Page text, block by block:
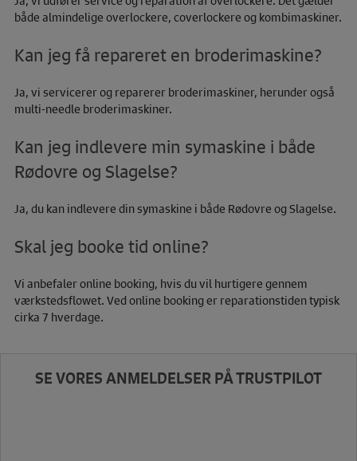
både almindelige overlockere, coverlockere og kombimaskiner.
Kan jeg få repareret en broderimaskine?
Ja, vi servicerer og reparerer broderimaskiner, herunder også
multi-needle broderimaskiner.
Kan jeg indlevere min symaskine i både
Rødovre og Slagelse?
Ja, du kan indlevere din symaskine i både Rødovre og Slagelse.
Skal jeg booke tid online?
Vi anbefaler online booking, hvis du vil hurtigere gennem
værkstedsflowet. Ved online booking er reparationstiden typisk
cirka 7 hverdage.
SE VORES ANMELDELSER PÅ TRUSTPILOT